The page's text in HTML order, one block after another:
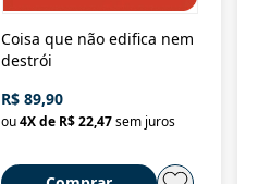
Coisa que não edifica nem
destrói
R$ 89,90
ou4X de R$ 22,47sem juros